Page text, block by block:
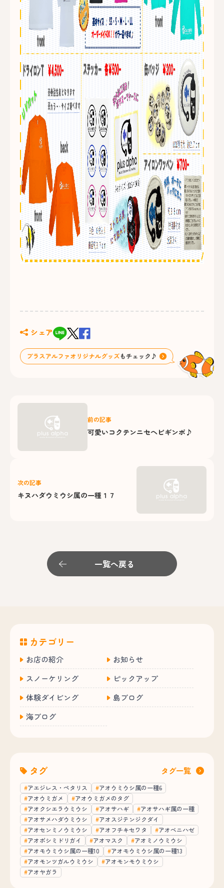
シェア
前の記事
可愛いコクテンニセヘビギンポ♪
次の記事
キヌハダウミウシ属の一種１７
一覧へ戻る
カテゴリー
お店の紹介
お知らせ
スノーケリング
ピックアップ
体験ダイビング
島ブログ
海ブログ
タグ タグ一覧
アエジレス・ペタリス
アオウミウシ属の一種6
アオウミガメ
アオウミガメのタグ
アオクシエラウミウシ
アオサハギ
アオサハギ属の一種
アオサメハダウミウシ
アオスジテンジクダイ
アオセンミノウミウシ
アオフチキセワタ
アオベニハゼ
アオボシミドリガイ
アオマスク
アオミノウミウシ
アオモウミウシ属の一種10
アオモウミウシ属の一種13
アオモンツガルウミウシ
アオモンモウミウシ
アオヤガラ